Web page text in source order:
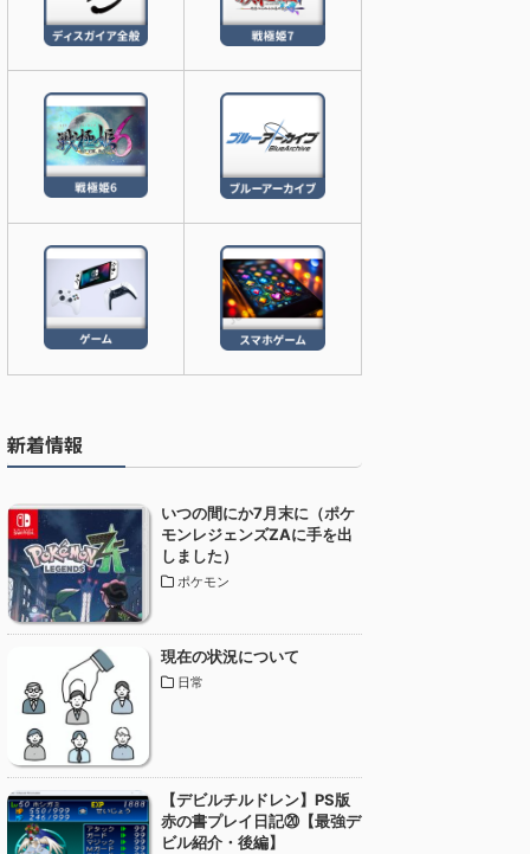
新着情報
いつの間にか7月末に（ポケ
モンレジェンズZAに手を出
しました）
ポケモン
現在の状況について
日常
【デビルチルドレン】PS版
赤の書プレイ日記⑳【最強デ
ビル紹介・後編】